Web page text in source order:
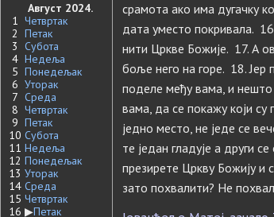
Август 2024.
1 Четвртак
2 Петак
3 Субота
4 Недеља
5 Понедељак
6 Уторак
7 Среда
8 Четвртак
9 Петак
10 Субота
11 Недеља
12 Понедељак
13 Уторак
14 Среда
15 Четвртак
16 ▶Петак
срамота ако има дугачку
дата уместо покривала.
нити Цркве Божије. 17. А
боље него на горе. 18. Јер
поделе међу вама, и
вама, да се покажу који
једно место, не једе се
те један гладује а други
презирете Цркву Божију и
зато похвалити? Не